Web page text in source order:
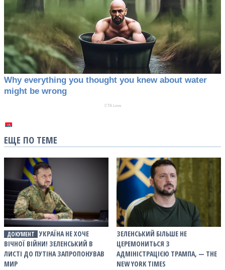
ЕЩЕ ПО ТЕМЕ
ДОКУМЕНТ
УКРАЇНА НЕ ХОЧЕ
ВІЧНОЇ ВІЙНИ! ЗЕЛЕНСЬКИЙ В
ЛИСТІ ДО ПУТІНА ЗАПРОПОНУВАВ
МИР
ЗЕЛЕНСЬКИЙ БІЛЬШЕ НЕ
ЦЕРЕМОНИТЬСЯ З
АДМІНІСТРАЦІЄЮ ТРАМПА, — THE
NEW YORK TIMES